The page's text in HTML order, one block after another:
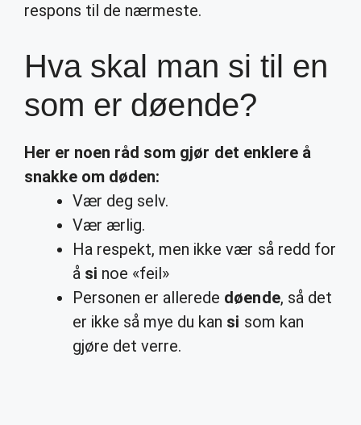
respons til de nærmeste.
Hva skal man si til en
som er døende?
Her er noen råd som gjør det enklere å
snakke om døden:
Vær deg selv.
Vær ærlig.
Ha respekt, men ikke vær så redd for
å si noe «feil»
Personen er allerede døende, så det
er ikke så mye du kan si som kan
gjøre det verre.